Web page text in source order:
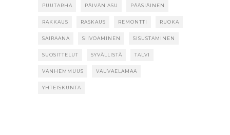
PUUTARHA PÄIVÄN ASU PÄÄSIÄINEN
RAKKAUS RASKAUS REMONTTI RUOKA
SAIRAANA SIIVOAMINEN SISUSTAMINEN
SUOSITTELUT SYVÄLLISTÄ TALVI
VANHEMMUUS VAUVAELÄMÄÄ
YHTEISKUNTA